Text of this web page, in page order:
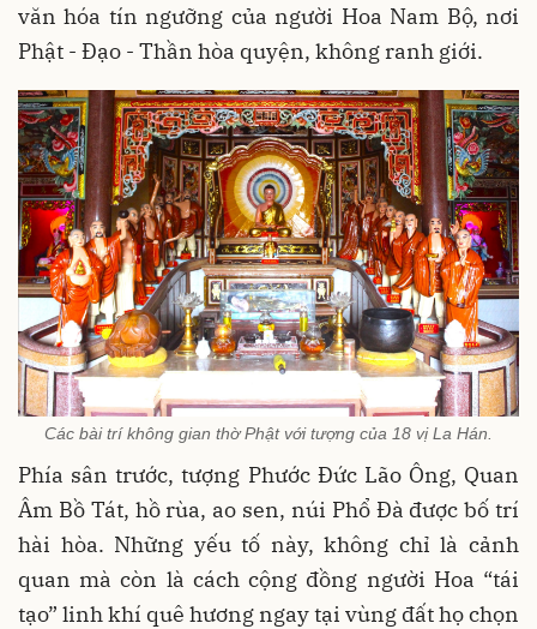
văn hóa tín ngưỡng của người Hoa Nam Bộ, nơi
Phật - Đạo - Thần hòa quyện, không ranh giới.
Các bài trí không gian thờ Phật với tượng của 18 vị La Hán.
Phía sân trước, tượng Phước Đức Lão Ông, Quan
Âm Bồ Tát, hồ rùa, ao sen, núi Phổ Đà được bố trí
hài hòa. Những yếu tố này, không chỉ là cảnh
quan mà còn là cách cộng đồng người Hoa “tái
tạo” linh khí quê hương ngay tại vùng đất họ chọn